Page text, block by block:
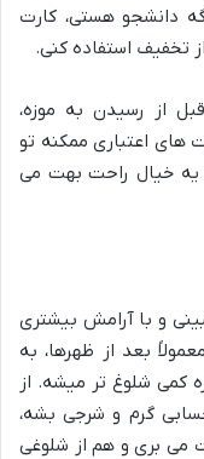
دانشجو هستی، کارت
تخفیف استفاده کنی.
از رسیدن به موزه،
های اعتباری ممکنه تو
یه خیال راحت بهت می
و با آرامش بیشتری
بعد از ظهرها، به
شلوغ تر میشه. از
گرم و شرجی بشه،
می بری و هم از شلوغی